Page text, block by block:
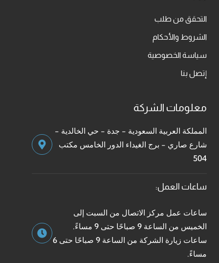
التحقق من طلب
الشروط والأحكام
سياسة الخصوصية
إتصل بنا
معلومات الشركة
المملكة العربية السعودية - جدة - حي الخالدية -
شارع صاري - برج الغيداء الدور الخامس مكتب
504
ساعات العمل:
ساعات عمل مركز الاتصال من السبت إلى
الخميس من الساعة 9 صباحًا حتى 9 مساءً.
ساعات زيارة الشركة من الساعة 9 صباحًا حتى 6
مساءً.